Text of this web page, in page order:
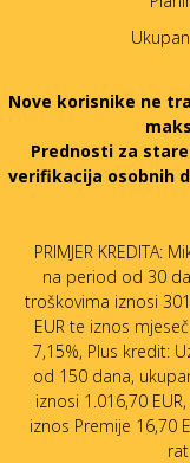
Nove korisnike ne
Prednosti za
verifikacija osobnih
PRIMJER KREDITA:
na period od 30
troškovima iznosi
EUR te iznos
7,15%, Plus kredit:
od 150 dana,
iznosi 1.016,70
iznos Premije 16,70